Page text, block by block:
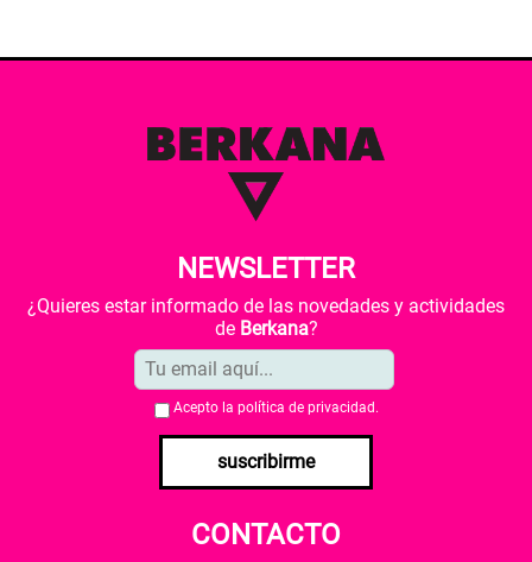
NEWSLETTER
¿Quieres estar informado de las novedades y actividades
de Berkana?
Acepto la política de privacidad .
suscribirme
CONTACTO